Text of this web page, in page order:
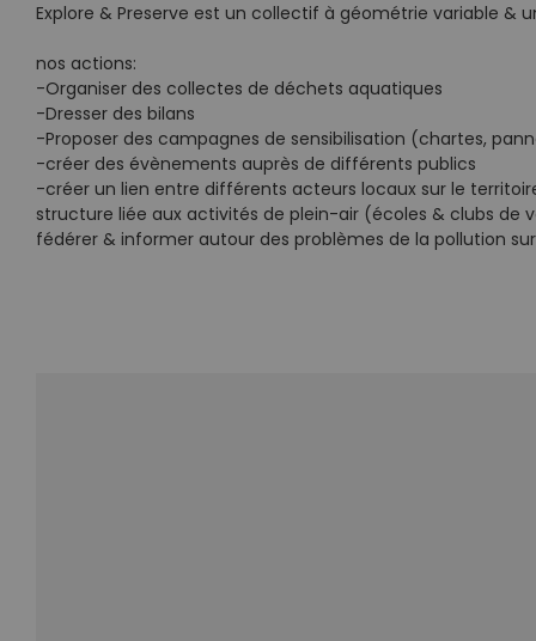
Explore & Preserve est un collectif à géométrie variable &
nos actions:
-Organiser des collectes de déchets aquatiques
-Dresser des bilans
-Proposer des campagnes de sensibilisation (chartes,
-créer des évènements auprès de différents publics
-créer un lien entre différents acteurs locaux sur le
structure liée aux activités de plein-air (écoles & clubs de
fédérer & informer autour des problèmes de la pollution